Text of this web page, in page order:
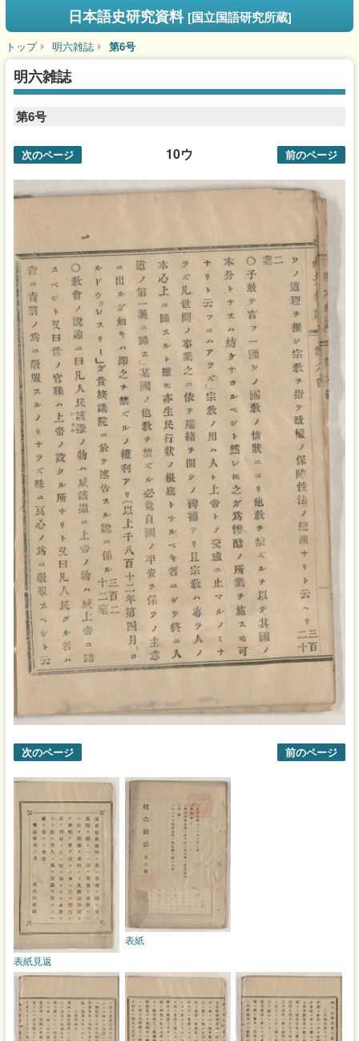
日本語史研究資料 [国立国語研究所蔵]
トップ 明六雑誌 第6号
明六雑誌
第6号
10ウ
次のページ 前のページ
次のページ 前のページ
表紙
表紙見返